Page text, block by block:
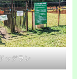
ドッグラン